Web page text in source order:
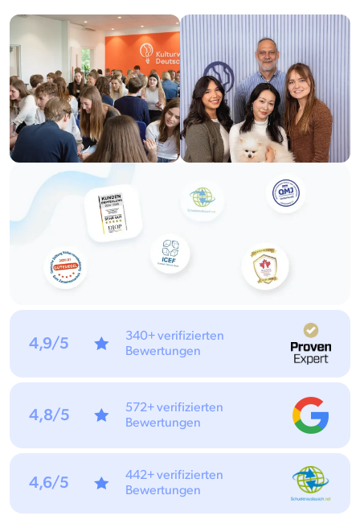
4,9/5
340+ verifizierten
Bewertungen
4,8/5
572+ verifizierten
Bewertungen
4,6/5
442+ verifizierten
Bewertungen